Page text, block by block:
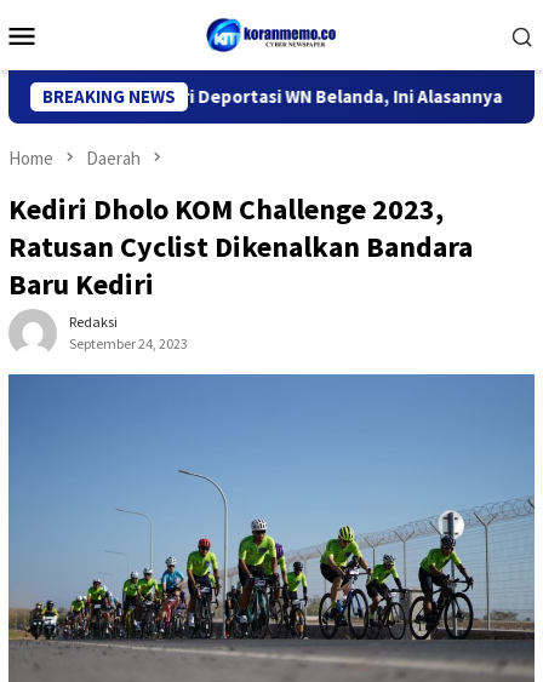
to
Menu
BREAKING NEWS
Kediri Deportasi WN Belanda, Ini Alasannya 9
Home Daerah
Kediri Dholo KOM Challenge 2023,
Ratusan Cyclist Dikenalkan Bandara
Baru Kediri
Redaksi
September 24, 2023